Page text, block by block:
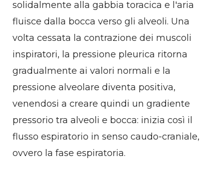
solidalmente alla gabbia toracica e l'aria
fluisce dalla bocca verso gli alveoli. Una
volta cessata la contrazione dei muscoli
inspiratori, la pressione pleurica ritorna
gradualmente ai valori normali e la
pressione alveolare diventa positiva,
venendosi a creare quindi un gradiente
pressorio tra alveoli e bocca: inizia così il
flusso espiratorio in senso caudo-craniale,
ovvero la fase espiratoria.